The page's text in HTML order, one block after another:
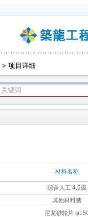
> 项目详细
材料名称
综合人工 4.5级
其他材料费
尼龙砂轮片